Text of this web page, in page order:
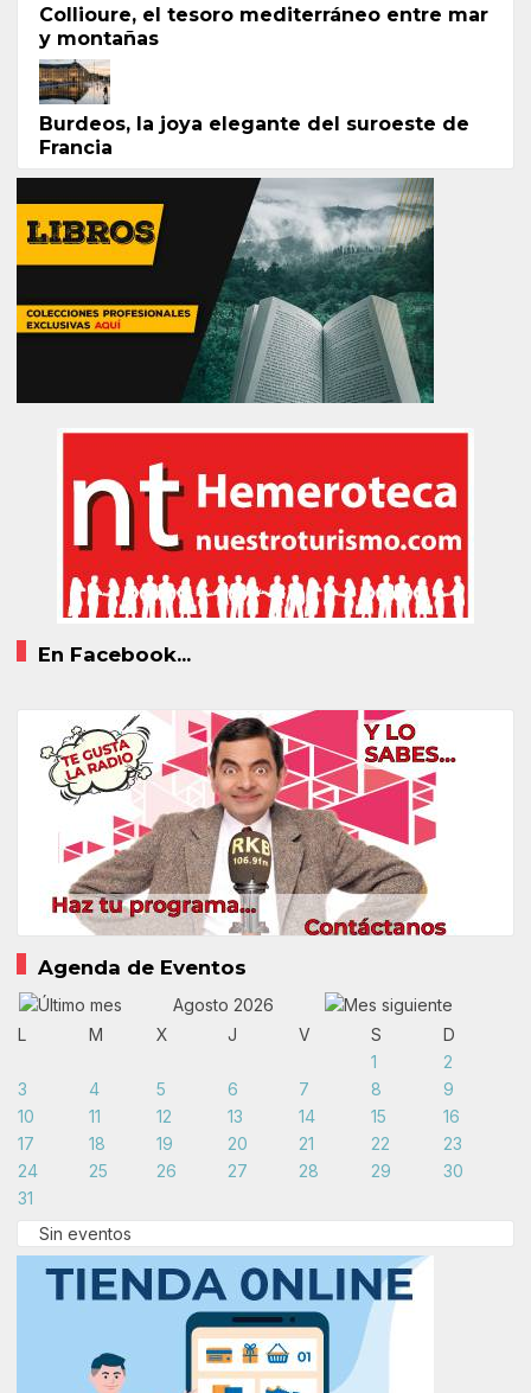
Collioure, el tesoro mediterráneo entre mar
y montañas
Burdeos, la joya elegante del suroeste de
Francia
En Facebook...
Agenda de Eventos
Agosto 2026
L
M X J V S
D
1
2
3
4 5 6 7 8
9
10
11 12 13 14 15
16
17
18 19 20 21 22
23
24
25 26 27 28 29
30
31
Sin eventos